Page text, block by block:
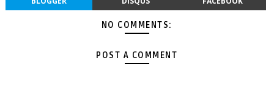
NO COMMENTS:
POST A COMMENT